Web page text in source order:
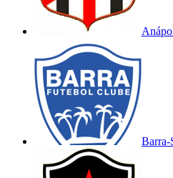
Barra-